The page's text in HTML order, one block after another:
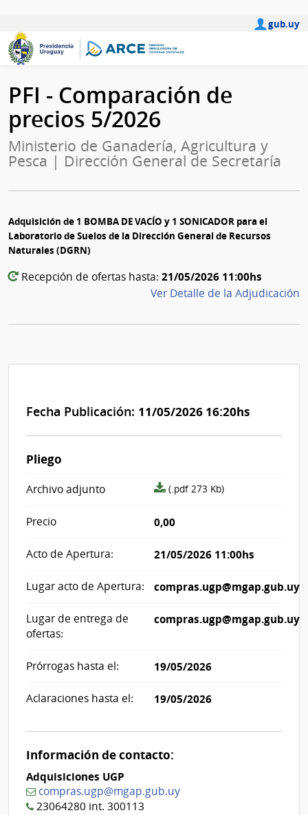
gub.uy
PFI - Comparación de
precios 5/2026
Ministerio de Ganadería, Agricultura y
Pesca | Dirección General de Secretaría
Adquisición de 1 BOMBA DE VACÍO y 1 SONICADOR para el
Laboratorio de Suelos de la Dirección General de Recursos
Naturales (DGRN)
Recepción de ofertas hasta: 21/05/2026 11:00hs
Ver Detalle de la Adjudicación
Fecha Publicación: 11/05/2026 16:20hs
Pliego
Archivo adjunto
archivo
(.pdf 273 Kb)
Precio 0,00
Acto de Apertura: 21/05/2026 11:00hs
Lugar acto de Apertura: compras.ugp@mgap.gub.uy
Lugar de entrega de
ofertas:
compras.ugp@mgap.gub.uy
Prórrogas hasta el: 19/05/2026
Aclaraciones hasta el: 19/05/2026
Información de contacto:
Adquisiciones UGP
compras.ugp@mgap.gub.uy
23064280 int. 300113